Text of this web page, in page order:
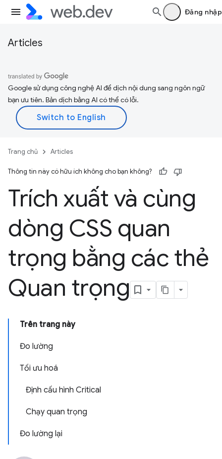
Đăng nhập
Articles
Google sử dụng công nghệ AI để dịch nội dung sang ngôn ngữ
bạn ưu tiên. Bản dịch bằng AI có thể có lỗi.
Trang chủ Articles
Thông tin này có hữu ích không cho bạn không?
Trích xuất và cùng
dòng CSS quan
trọng bằng các thẻ
Quan trọng
Trên trang này
Đo lường
Tối ưu hoá
Định cấu hình Critical
Chạy quan trọng
Đo lường lại